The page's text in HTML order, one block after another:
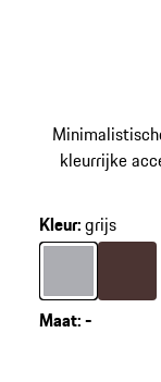
kleurrijke
Kleur:grijs
KleurgrijsKleur
Maat:-